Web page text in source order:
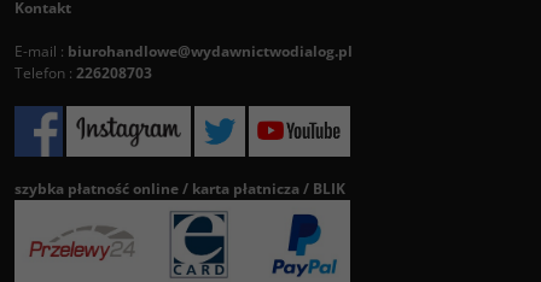
Kontakt
E-mail : biurohandlowe@wydawnictwodialog.pl
Telefon : 226208703
szybka płatność online / karta płatnicza / BLIK